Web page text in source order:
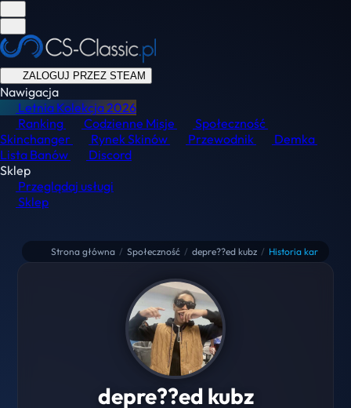
ZALOGUJ PRZEZ STEAM
Nawigacja
Letnia Kolekcja2026
Ranking
Codzienne Misje
Społeczność
Skinchanger
Rynek Skinów Przewodnik
Demka
Lista Banów
Discord
Sklep
Przeglądaj usługi
Sklep
Strona główna / Społeczność / depre??ed kubz / Historia kar
depre??ed kubz